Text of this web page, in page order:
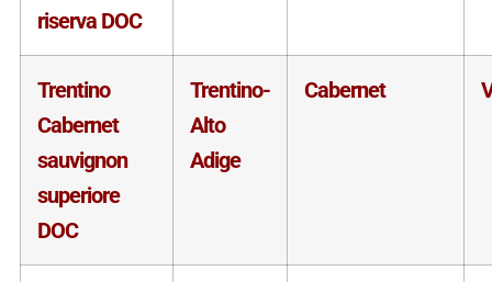
riserva DOC
Trentino
Cabernet
sauvignon
superiore
DOC
Trentino-
Alto
Adige
Cabernet